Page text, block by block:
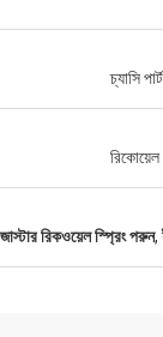
চ্যাসি
রিকোয়েল
রিকওয়েল স্প্রিং পরুন,